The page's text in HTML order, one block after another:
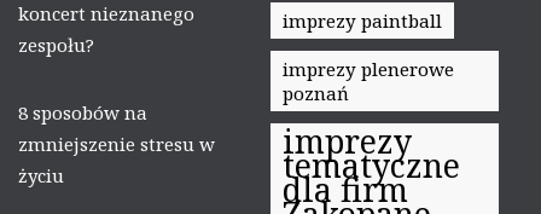
koncert nieznanego
zespołu?
8 sposobów na
zmniejszenie stresu w
życiu
imprezy paintball
imprezy plenerowe
poznań
imprezy
tematyczne
dla firm